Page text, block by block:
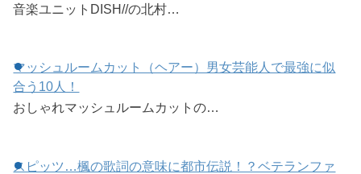
音楽ユニットDISH//の北村…
マッシュルームカット（ヘアー）男女芸能人で最強に似
合う10人！
おしゃれマッシュルームカットの…
スピッツ…楓の歌詞の意味に都市伝説！？ベテランファ